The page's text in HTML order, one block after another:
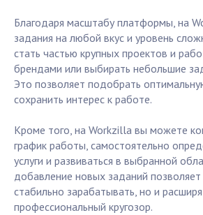
Благодаря масштабу платформы, на
задания на любой вкус и уровень
стать частью крупных проектов и
брендами или выбирать небольшие
Это позволяет подобрать
сохранить интерес к работе.
Кроме того, на Workzilla вы можете
график работы, самостоятельно
услуги и развиваться в выбранной
добавление новых заданий позволяет
стабильно зарабатывать, но и
профессиональный кругозор.